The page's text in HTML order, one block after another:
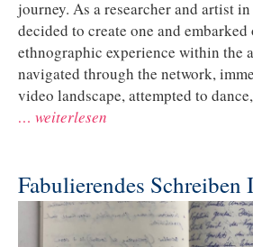
journey. As a researcher and artist
decided to create one and
ethnographic experience within the
navigated through the network,
video landscape, attempted to
… weiterlesen
Fabulierendes Schreiben